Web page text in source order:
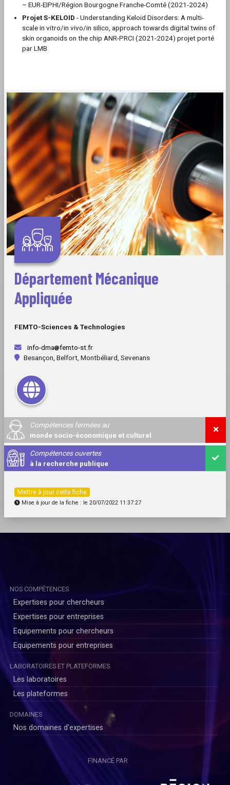
– EUR-EIPHI/Région Bourgogne Franche-Comté (2021-2024)
Projet S-KELOID - Understanding Keloid Disorders: A multi-
scale in vitro/in vivo/in silico, approach towards digital twins of
skin organoids on the chip ANR-PRCI (2021-2024) projet porté
par LMB
Département Mécanique
Appliquée
FEMTO-Sciences & Technologies
info-dma
femto-st.fr
Besançon, Belfort, Montbéliard, Sevenans
Compétences fermées au
monde socio-économique et culturel
Compétences ouvertes
à la recherche publique
Mettre à jour cette fiche
Mise à jour de la fiche : le 20/07/2022 11:37:27
NOS COMPÉTENCES
Expertises pour chercheurs
Expertises pour entreprises
Equipements pour chercheurs
Equipements pour entreprises
LABORATOIRES ET PLATEFORMES
Les laboratoires
Les plateformes
DOMAINES
Nos domaines d'expertises
FINANCÉ PAR